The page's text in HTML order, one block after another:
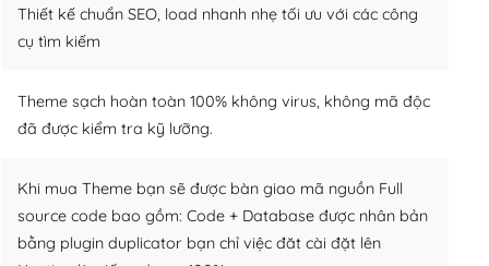
Thiết kế chuẩn SEO, load nhanh nhẹ tối ưu với các công
cụ tìm kiếm
Theme sạch hoàn toàn 100% không virus, không mã độc
đã được kiểm tra kỹ lưỡng.
Khi mua Theme bạn sẽ được bàn giao mã nguồn Full
source code bao gồm: Code + Database được nhân bản
bằng plugin duplicator bạn chỉ việc đăt cài đặt lên